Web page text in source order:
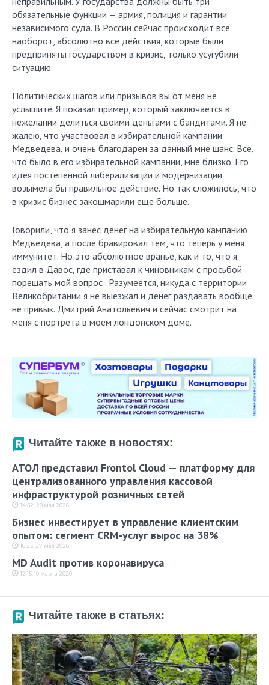
обязательные функции — армия, полиция и гарантии
независимого суда. В России сейчас происходит все
наоборот, абсолютно все действия, которые были
предприняты государством в кризис, только усугубили
ситуацию.
Политических шагов или призывов вы от меня не
услышите. Я показал пример, который заключается в
нежелании делиться своими деньгами с бандитами. Я не
жалею, что участвовал в избирательной кампании
Медведева, и очень благодарен за данный мне шанс. Все,
что было в его избирательной кампании, мне близко. Его
идея постепенной либерализации и модернизации
возымела бы правильное действие. Но так сложилось, что
в кризис бизнес закошмарили еще больше.
Говорили, что я занес денег на избирательную кампанию
Медведева, а после бравировал тем, что теперь у меня
иммунитет. Но это абсолютное вранье, как и то, что я
ездил в Давос, где приставал к чиновникам с просьбой
порешать мой вопрос . Разумеется, никуда с территории
Великобритании я не выезжал и денег раздавать вообще
не привык. Дмитрий Анатольевич и сейчас смотрит на
меня с портрета в моем лондонском доме.
Читайте также в новостях:
АТОЛ представил Frontol Cloud — платформу для
централизованного управления кассовой
инфраструктурой розничных сетей
14:52, 28 мая 2026
Бизнес инвестирует в управление клиентским
опытом: сегмент CRM-услуг вырос на 38%
16:23, 27 мая 2026
MD Audit против коронавируса
12:15, 10 марта 2020
Читайте также в статьях: